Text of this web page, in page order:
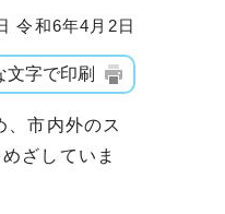
令和6年4月2日
文字で印刷
市内外のス
ざしていま